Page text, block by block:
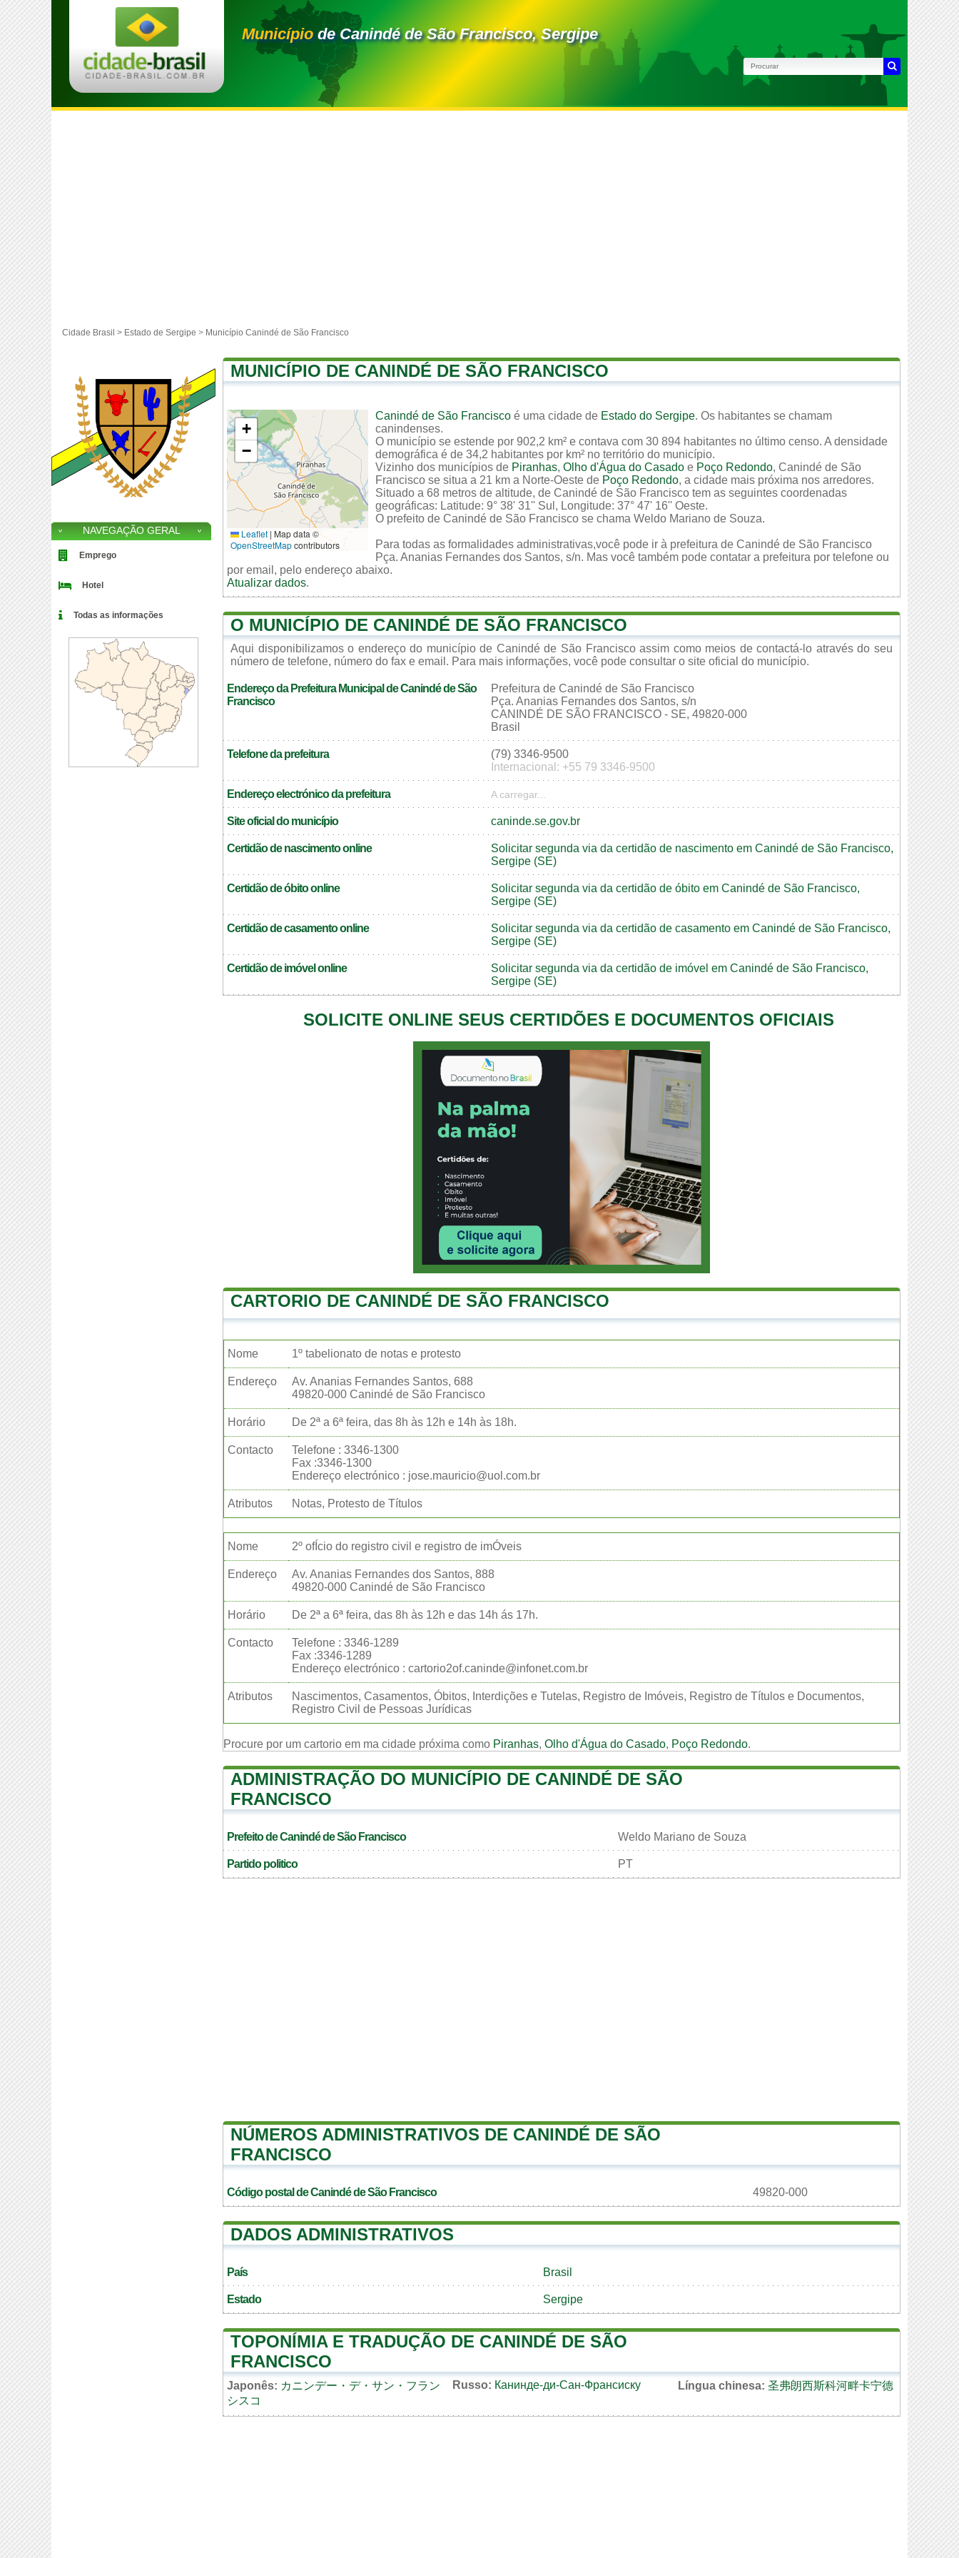
Municípiode Canindé de São Francisco, Sergipe
Cidade Brasil > Estado de Sergipe > Município Canindé de São Francisco
MUNICÍPIO DE CANINDÉ DE SÃO FRANCISCO
+
−
Leaflet | Map data ©
OpenStreetMapcontributors
Canindé de São Francisco é uma cidade de Estado do Sergipe. Os habitantes se chamam
canindenses.
O município se estende por 902,2 km² e contava com 30 894 habitantes no último censo. A densidade
demográfica é de 34,2 habitantes por km² no território do município.
Vizinho dos municípios de Piranhas, Olho d'Água do Casado e Poço Redondo, Canindé de São
Francisco se situa a 21 km a Norte-Oeste de Poço Redondo, a cidade mais próxima nos arredores.
Situado a 68 metros de altitude, de Canindé de São Francisco tem as seguintes coordenadas
geográficas: Latitude: 9° 38' 31'' Sul, Longitude: 37° 47' 16'' Oeste.
O prefeito de Canindé de São Francisco se chama Weldo Mariano de Souza.
Para todas as formalidades administrativas,você pode ir à prefeitura de Canindé de São Francisco
Pça. Ananias Fernandes dos Santos, s/n. Mas você também pode contatar a prefeitura por telefone ou
por email, pelo endereço abaixo.
Atualizar dados.
O MUNICÍPIO DE CANINDÉ DE SÃO FRANCISCO
Aqui disponibilizamos o endereço do município de Canindé de São Francisco assim como meios de contactá-lo através do seu
número de telefone, número do fax e email. Para mais informações, você pode consultar o site oficial do município.
Endereço da Prefeitura Municipal de Canindé de São
Francisco
Prefeitura de Canindé de São Francisco
Pça. Ananias Fernandes dos Santos, s/n
CANINDÉ DE SÃO FRANCISCO - SE, 49820-000
Brasil
Telefone da prefeitura
(79) 3346-9500
Internacional: +55 79 3346-9500
Endereço electrónico da prefeitura A carregar...
Site oficial do município caninde.se.gov.br
Certidão de nascimento online
Solicitar segunda via da certidão de nascimento em Canindé de São Francisco,
Sergipe (SE)
Certidão de óbito online
Solicitar segunda via da certidão de óbito em Canindé de São Francisco,
Sergipe (SE)
Certidão de casamento online
Solicitar segunda via da certidão de casamento em Canindé de São Francisco,
Sergipe (SE)
Certidão de imóvel online
Solicitar segunda via da certidão de imóvel em Canindé de São Francisco,
Sergipe (SE)
SOLICITE ONLINE SEUS CERTIDÕES E DOCUMENTOS OFICIAIS
CARTORIO DE CANINDÉ DE SÃO FRANCISCO
Nome 1º tabelionato de notas e protesto
Endereço
Av. Ananias Fernandes Santos, 688
49820-000 Canindé de São Francisco
Horário De 2ª a 6ª feira, das 8h às 12h e 14h às 18h.
Contacto
Telefone : 3346-1300
Fax :3346-1300
Endereço electrónico : jose.mauricio@uol.com.br
Atributos Notas, Protesto de Títulos
Nome 2º ofÍcio do registro civil e registro de imÓveis
Endereço
Av. Ananias Fernandes dos Santos, 888
49820-000 Canindé de São Francisco
Horário De 2ª a 6ª feira, das 8h às 12h e das 14h ás 17h.
Contacto
Telefone : 3346-1289
Fax :3346-1289
Endereço electrónico : cartorio2of.caninde@infonet.com.br
Atributos
Nascimentos, Casamentos, Óbitos, Interdições e Tutelas, Registro de Imóveis, Registro de Títulos e Documentos,
Registro Civil de Pessoas Jurídicas
Procure por um cartorio em ma cidade próxima como Piranhas, Olho d'Água do Casado, Poço Redondo.
ADMINISTRAÇÃO DO MUNICÍPIO DE CANINDÉ DE SÃO
FRANCISCO
Prefeito de Canindé de São Francisco Weldo Mariano de Souza
Partido politico PT
NÚMEROS ADMINISTRATIVOS DE CANINDÉ DE SÃO
FRANCISCO
Código postal de Canindé de São Francisco 49820-000
DADOS ADMINISTRATIVOS
País Brasil
Estado Sergipe
TOPONÍMIA E TRADUÇÃO DE CANINDÉ DE SÃO
FRANCISCO
Japonês: カニンデー・デ・サン・フラン
シスコ
Russo: Канинде-ди-Сан-Франсиску Língua chinesa: 圣弗朗西斯科河畔卡宁德
NAVEGAÇÃO GERAL
Emprego
Hotel
Todas as informações